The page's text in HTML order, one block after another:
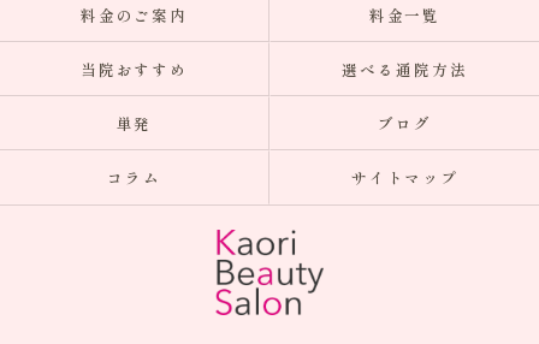
料金のご案内 料金一覧
当院おすすめ 選べる通院方法
単発 ブログ
コラム サイトマップ